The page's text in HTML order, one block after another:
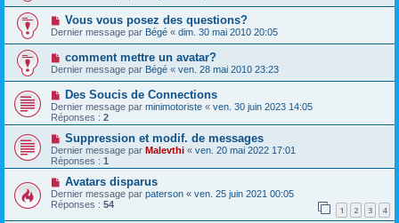
Vous vous posez des questions?
Dernier message par Bégé « dim. 30 mai 2010 20:05
comment mettre un avatar?
Dernier message par Bégé « ven. 28 mai 2010 23:23
Des Soucis de Connections
Dernier message par minimotoriste « ven. 30 juin 2023 14:05
Réponses : 2
Suppression et modif. de messages
Dernier message par Malevthi « ven. 20 mai 2022 17:01
Réponses : 1
Avatars disparus
Dernier message par paterson « ven. 25 juin 2021 00:05
Réponses : 54 1 2 3 4